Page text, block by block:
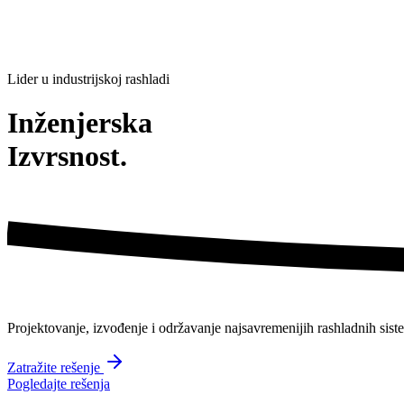
Lider u industrijskoj rashladi
Inženjerska
Izvrsnost.
Projektovanje, izvođenje i održavanje najsavremenijih rashladnih
Zatražite rešenje
Pogledajte rešenja